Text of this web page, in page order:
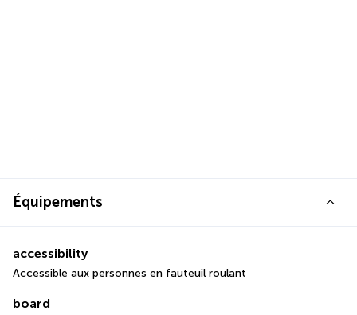
Équipements
accessibility
Accessible aux personnes en fauteuil roulant
board